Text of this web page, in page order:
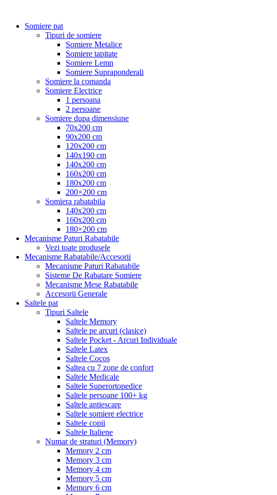
Somiere pat
Tipuri de somiere
Somiere Metalice
Somiere tapitate
Somiere Lemn
Somiere Supraponderali
Somiere la comanda
Somiere Electrice
1 persoana
2 persoane
Somiere dupa dimensiune
70x200 cm
90x200 cm
120x200 cm
140x190 cm
140x200 cm
160x200 cm
180x200 cm
200×200 cm
Somiera rabatabila
140x200 cm
160x200 cm
180×200 cm
Mecanisme Paturi Rabatabile
Vezi toate produsele
Mecanisme Rabatabile/Accesorii
Mecanisme Paturi Rabatabile
Sisteme De Rabatare Somiere
Mecanisme Mese Rabatabile
Accesorii Generale
Saltele pat
Tipuri Saltele
Saltele Memory
Saltele pe arcuri (clasice)
Saltele Pocket - Arcuri Individuale
Saltele Latex
Saltele Cocos
Saltea cu 7 zone de confort
Saltele Medicale
Saltele Superortopedice
Saltele persoane 100+ kg
Saltele antiescare
Saltele somiere electrice
Saltele copii
Saltele Italiene
Numar de straturi (Memory)
Memory 2 cm
Memory 3 cm
Memory 4 cm
Memory 5 cm
Memory 6 cm